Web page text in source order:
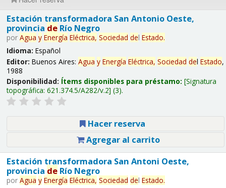
Estación transformadora San Antonio Oeste,
provincia deRío Negro
por Agua y Energía Eléctrica, Sociedad del Estado.
Idioma: Español
Editor: Buenos Aires: Agua y Energía Eléctrica, Sociedad del Estado,
1988
Disponibilidad: Ítems disponibles para préstamo: Signatura
topográfica: 621.374.5/A282/v.2 (3).
Hacer reserva
Agregar al carrito
Estación transformadora San Antoni Oeste,
provincia deRío Negro
por Agua y Energía Eléctrica, Sociedad del Estado.